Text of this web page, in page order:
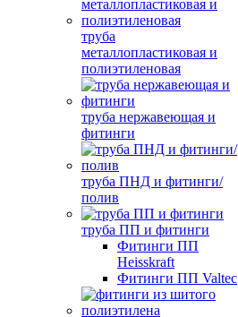
труба
металлопластиковая и
полиэтиленовая
труба нержавеющая и
фитинги
труба ПНД и фитинги/
полив
труба ПП и фитинги
Фитинги ПП
Heisskraft
Фитинги ПП Valtec